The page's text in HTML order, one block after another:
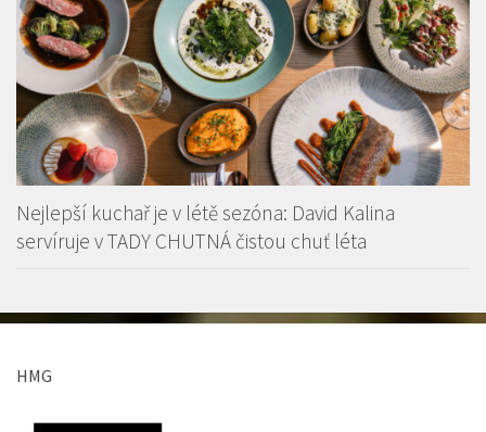
Nejlepší kuchař je v létě sezóna: David Kalina
servíruje v TADY CHUTNÁ čistou chuť léta
HMG